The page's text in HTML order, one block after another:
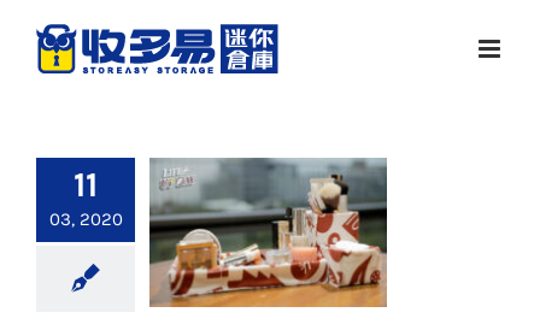
11
03, 2020